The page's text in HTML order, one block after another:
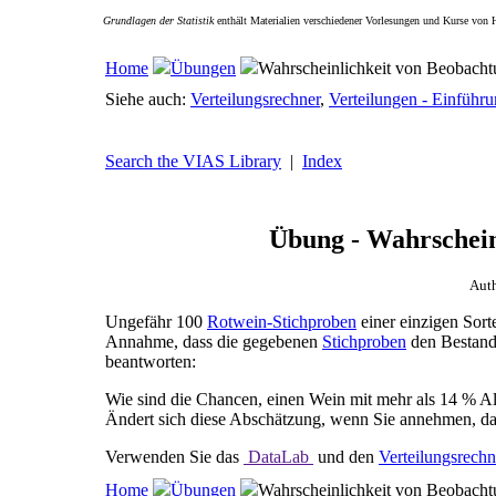
Grundlagen der Statistikenthält Materialien verschiedener Vorlesungen und Kurse
Home Übungen
Wahrscheinlichkeit von
Siehe auch: Verteilungsrechner, Verteilungen -
Search the VIAS Library | Index
Übung -
Ungefähr 100 Rotwein-Stichproben einer einzigen
Annahme, dass die gegebenen Stichproben den
beantworten:
Wie sind die Chancen, einen Wein mit mehr als 14 %
Ändert sich diese Abschätzung, wenn Sie annehmen,
Verwenden Sie das DataLab und den
Home
Übungen Wahrscheinlichkeit von